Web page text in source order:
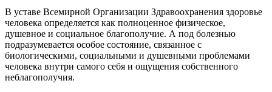
В уставе Всемирной Организации Здравоохранения здоровье
человека определяется как полноценное физическое,
душевное и социальное благополучие. А под болезнью
подразумевается особое состояние, связанное с
биологическими, социальными и душевными проблемами
человека внутри самого себя и ощущения собственного
неблагополучия.